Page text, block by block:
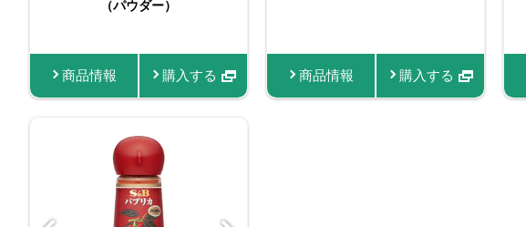
（パウダー）
商品情報 購入する 商品情報 購入する
マサラ
商品情報 商品情報 購入する
商品情報